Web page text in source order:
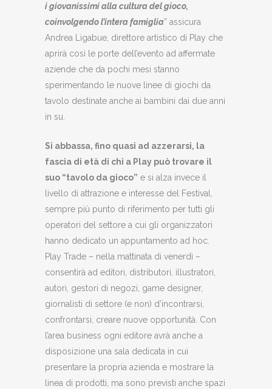
i giovanissimi alla cultura del gioco,
coinvolgendo l’intera famiglia” assicura
Andrea Ligabue, direttore artistico di Play che
aprirà così le porte dell’evento ad affermate
aziende che da pochi mesi stanno
sperimentando le nuove linee di giochi da
tavolo destinate anche ai bambini dai due anni
in su.
Si abbassa, fino quasi ad azzerarsi, la
fascia di età di chi a Play può trovare il
suo “tavolo da gioco” e si alza invece il
livello di attrazione e interesse del Festival,
sempre più punto di riferimento per tutti gli
operatori del settore a cui gli organizzatori
hanno dedicato un appuntamento ad hoc.
Play Trade – nella mattinata di venerdì –
consentirà ad editori, distributori, illustratori,
autori, gestori di negozi, game designer,
giornalisti di settore (e non) d’incontrarsi,
confrontarsi, creare nuove opportunità. Con
l’area business ogni editore avrà anche a
disposizione una sala dedicata in cui
presentare la propria azienda e mostrare la
linea di prodotti, ma sono previsti anche spazi